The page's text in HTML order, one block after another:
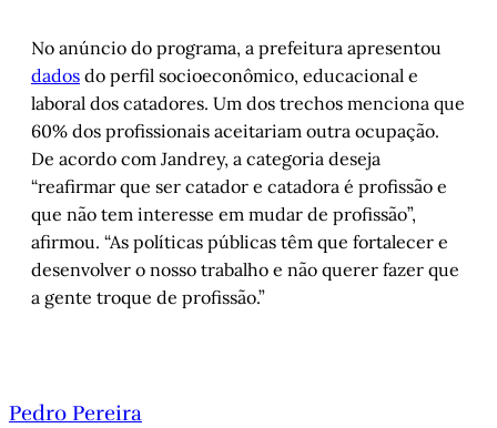
No anúncio do programa, a prefeitura apresentou
dados do perfil socioeconômico, educacional e
laboral dos catadores. Um dos trechos menciona que
60% dos profissionais aceitariam outra ocupação.
De acordo com Jandrey, a categoria deseja
“reafirmar que ser catador e catadora é profissão e
que não tem interesse em mudar de profissão”,
afirmou. “As políticas públicas têm que fortalecer e
desenvolver o nosso trabalho e não querer fazer que
a gente troque de profissão.”
Pedro Pereira